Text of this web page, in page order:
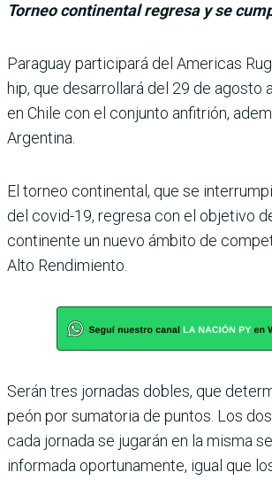
Torneo continental regresa y se
Paraguay participará del Americas
hip, que desarrollará del 29 de agosto
en Chile con el conjunto anfi­trión,
Argentina.
El torneo continental, que se
del covid-19, regresa con el objetivo
continente un nuevo ámbito de
Alto Rendimiento.
Serán tres jornadas dobles, que
peón por sumatoria de pun­tos. Los
cada jornada se jugarán en la misma
infor­mada oportunamente, igual que